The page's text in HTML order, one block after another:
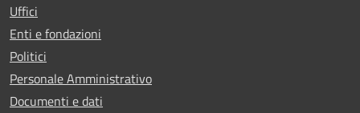
Uffici
Enti e fondazioni
Politici
Personale Amministrativo
Documenti e dati